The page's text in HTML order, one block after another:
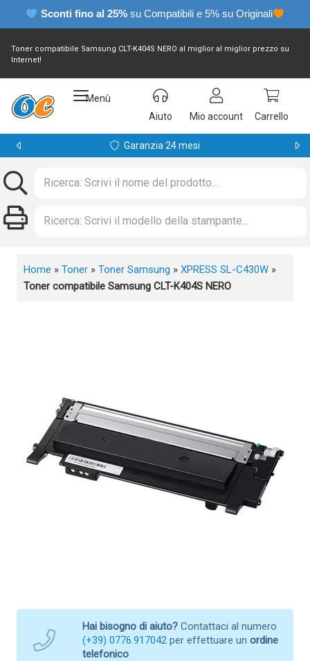
Sconti fino al 25% su Compatibili e 5% su Originali
Toner compatibile Samsung CLT-K404S NERO al miglior al miglior prezzo su
Internet!
Menù
Aiuto
Mio account Carrello
Garanzia 24 mesi
Home » Toner » Toner Samsung » XPRESS SL-C430W »
Toner compatibile Samsung CLT-K404S NERO
Hai bisogno di aiuto? Contattaci al numero
(+39) 0776.917042 per effettuare un ordine
telefonico